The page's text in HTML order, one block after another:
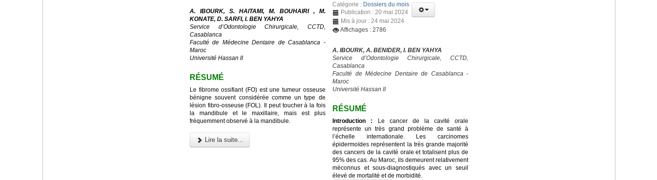
A. IBOURK, S. HAITAMI, M. BOUHAIRI , M.
KONATE, D. SARFI, I. BEN YAHYA
Service d’Odontologie Chirurgicale, CCTD,
Casablanca
Faculté de Médecine Dentaire de Casablanca -
Maroc
Université Hassan II
RÉSUMÉ
Le fibrome ossifiant (FO) est une tumeur osseuse
bénigne souvent considérée comme un type de
lésion fibro-osseuse (FOL). Il peut toucher à la fois
la mandibule et le maxillaire, mais est plus
fréquemment observé à la mandibule.
Lire la suite...
Catégorie : Dossiers du mois
Publication : 20 mai 2024
Mis à jour : 24 mai 2024
Affichages : 2786
A. IBOURK, A. BENIDER, I. BEN YAHYA
Service d’Odontologie Chirurgicale, CCTD,
Casablanca
Faculté de Médecine Dentaire de Casablanca -
Maroc
Université Hassan II
RÉSUMÉ
Introduction :
Le cancer de la cavité orale
représente un très grand problème de santé à
l’échelle internationale. Les carcinomes
épidermoïdes représentent la très grande majorité
des cancers de la cavité orale et totalisent plus de
95% des cas. Au Maroc, ils demeurent relativement
méconnus et sous-diagnostiqués avec un seuil
élevé de mortalité et de morbidité.